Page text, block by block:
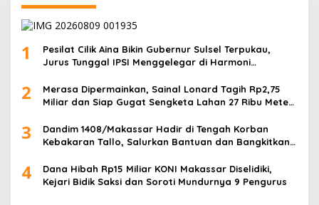
1
Pesilat Cilik Aina Bikin Gubernur Sulsel Terpukau,
Jurus Tunggal IPSI Menggelegar di Harmoni
2
Merasa Dipermainkan, Sainal Lonard Tagih Rp2,75
Miliar dan Siap Gugat Sengketa Lahan 27 Ribu Meter
3
Dandim 1408/Makassar Hadir di Tengah Korban
Kebakaran Tallo, Salurkan Bantuan dan Bangkitkan
4
Dana Hibah Rp15 Miliar KONI Makassar Diselidiki,
Kejari Bidik Saksi dan Soroti Mundurnya 9 Pengurus